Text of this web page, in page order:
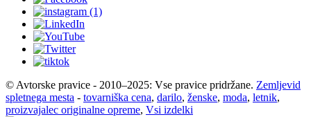
© Avtorske pravice - 2010–2025: Vse pravice pridržane. Zemljevid
spletnega mesta - tovarniška cena, darilo, ženske, moda, letnik,
proizvajalec originalne opreme, Vsi izdelki